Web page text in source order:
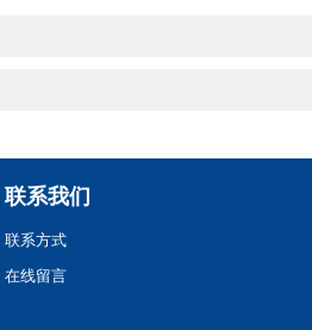
联系我们
联系方式
在线留言